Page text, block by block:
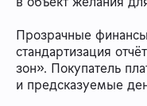
Прозрачные
стандартизация
зон». Покупатель
и предсказуемые